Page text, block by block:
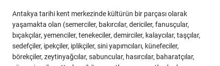
Antakya tarihi kent merkezinde kültürün bir parçası olarak
yaşamakta olan (semerciler, bakırcılar, dericiler, fanusçular,
bıçakçılar, yemenciler, tenekeciler, demirciler, kalaycılar, taşçılar,
sedefçiler, ipekçiler, iplikçiler, sini yapımcıları, künefeciler,
börekçiler, zeytinyağcılar, sabuncular, hasırcılar, baharatçılar,